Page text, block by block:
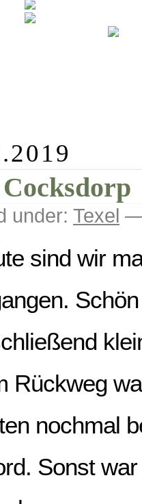
under: Texel —
sind wir
Rückweg
nochmal
Sonst